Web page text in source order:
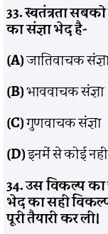
33. स्वतंत्रता
का संज्ञा भेद है-
(A)जातिवाचक
(B)भाववाचक संज्ञा
(C)गुणवाचक संज्ञा
(D)इनमें से कोई नही
34. उस विकल्प
भेद का सही
पूरी तैयारी कर ली।